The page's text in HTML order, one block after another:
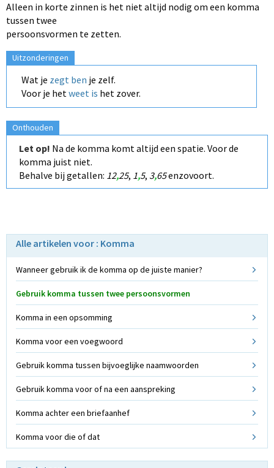
Alleen in korte zinnen is het niet altijd nodig om een komma
tussen twee
persoonsvormen te zetten.
Uitzonderingen
Wat je zegt ben je zelf.
Voor je hetweet is het zover.
Onthouden
Let op! Na de komma komt altijd een spatie. Voor de
komma juist niet.
Behalve bij getallen: 12,25, 1,5, 3,65enzovoort.
Alle artikelen voor : Komma
Wanneer gebruik ik de komma op de juiste manier?
Gebruik komma tussen twee persoonsvormen
Komma in een opsomming
Komma voor een voegwoord
Gebruik komma tussen bijvoeglijke naamwoorden
Gebruik komma voor of na een aanspreking
Komma achter een briefaanhef
Komma voor die of dat